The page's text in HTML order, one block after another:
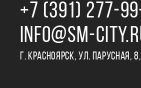
+7 (391)
INFO@SM-
Г. КРАСНОЯРСК, УЛ. ПАРУСНАЯ,